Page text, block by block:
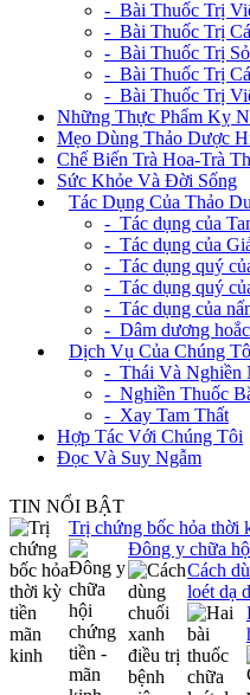
- Bài Thuốc Trị
- Bài Thuốc Trị
- Bài Thuốc Trị
- Bài Thuốc Trị
- Bài Thuốc Trị
Những Thực Phẩm Kỵ
Mẹo Dùng Thảo Dược
Chế Biến Trà Hoa-Trà
Sức Khỏe Và Đời Sống
Tác Dụng Của Thảo
- Tác dụng của
- Tác dụng của
- Tác dụng quý
- Tác dụng quý
- Tác dụng của
- Dâm dương hoắc
Dịch Vụ Của Chúng
- Thái Và Nghiền
- Nghiền Thuốc
- Xay Tam Thất
Hợp Tác Với Chúng Tôi
Đọc Và Suy Ngẫm
TIN NỔI BẬT
Trị chứng bốc hỏa thời
Đông y chữa
Cách
loét dạ